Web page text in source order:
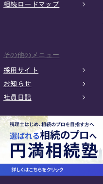
相続ロードマップ
その他のメニュー
採用サイト
お知らせ
社員日記